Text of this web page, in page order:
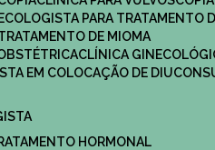
PARA TRATAMENTO
TRATAMENTO DE MIOMA
CLÍNICA
EM COLOCAÇÃO DE DIU
HORMONAL